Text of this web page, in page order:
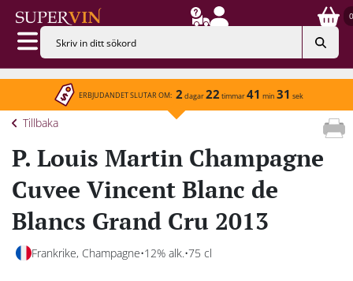
0
ERBJUDANDET SLUTAR OM: 2 dagar22 timmar41 min 31 sek
Tillbaka
P. Louis Martin Champagne
Cuvee Vincent Blanc de
Blancs Grand Cru 2013
Frankrike, Champagne 12% alk. 75 cl